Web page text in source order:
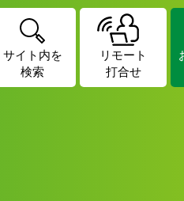
サイト内を
検索
リモート
打合せ